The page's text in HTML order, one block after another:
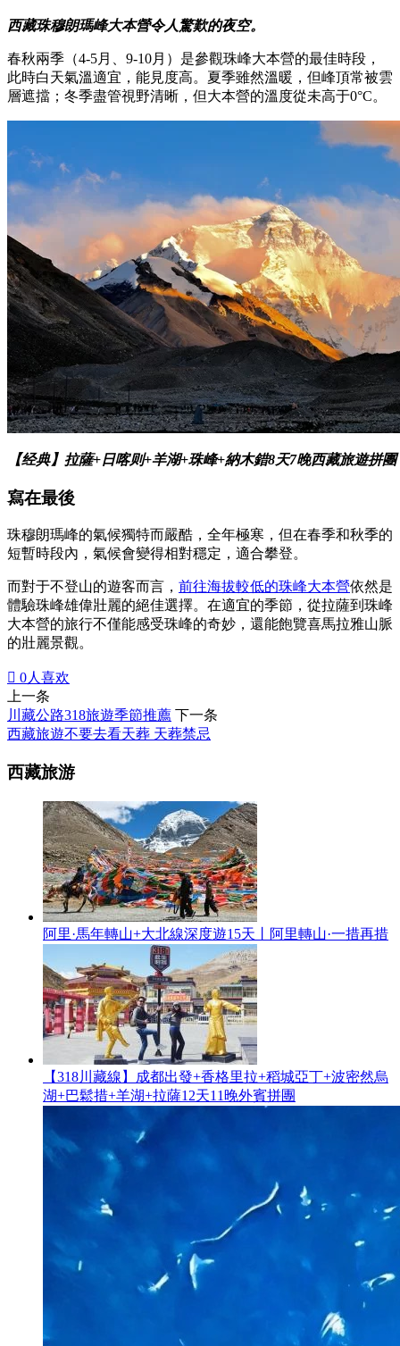
西藏珠穆朗瑪峰大本營令人驚歎的夜空。
春秋兩季（4-5月、9-10月）是參觀珠峰大本營的最佳時段，
此時白天氣溫適宜，能見度高。夏季雖然溫暖，但峰頂常被雲
層遮擋；冬季盡管視野清晰，但大本營的溫度從未高于0°C。
【经典】拉薩+日喀则+羊湖+珠峰+納木錯8天7晚西藏旅遊拼團
寫在最後
珠穆朗瑪峰的氣候獨特而嚴酷，全年極寒，但在春季和秋季的
短暫時段內，氣候會變得相對穩定，適合攀登。
而對于不登山的遊客而言， 前往海拔較低的珠峰大本營依然是
體驗珠峰雄偉壯麗的絕佳選擇。在適宜的季節，從拉薩到珠峰
大本營的旅行不僅能感受珠峰的奇妙，還能飽覽喜馬拉雅山脈
的壯麗景觀。
 0人喜欢
上一条
川藏公路318旅遊季節推薦 下一条
西藏旅遊不要去看天葬 天葬禁忌
西藏旅游
阿里·馬年轉山+大北線深度遊15天丨阿里轉山·一措再措
【318川藏線】成都出發+香格里拉+稻城亞丁+波密然烏
湖+巴鬆措+羊湖+拉薩12天11晚外賓拼團